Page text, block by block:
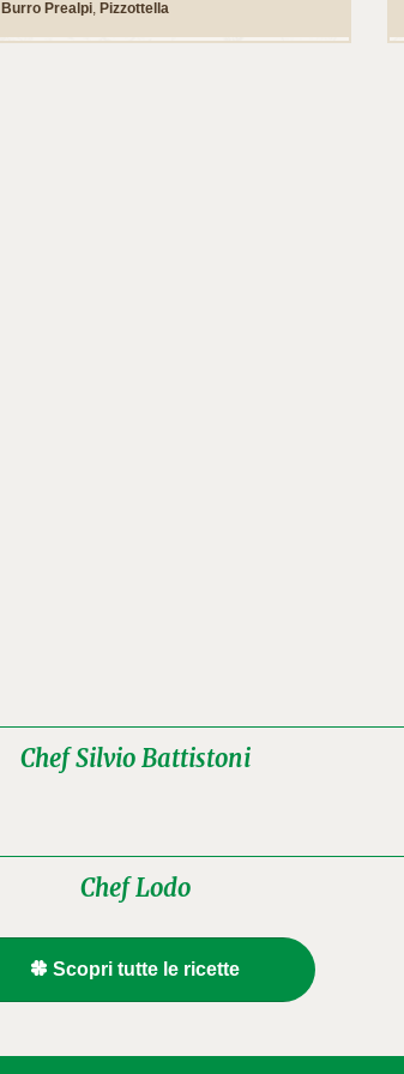
Burro Prealpi Pizzottella
Chef Silvio Battistoni
Chef Lodo
Scopri tutte le ricette